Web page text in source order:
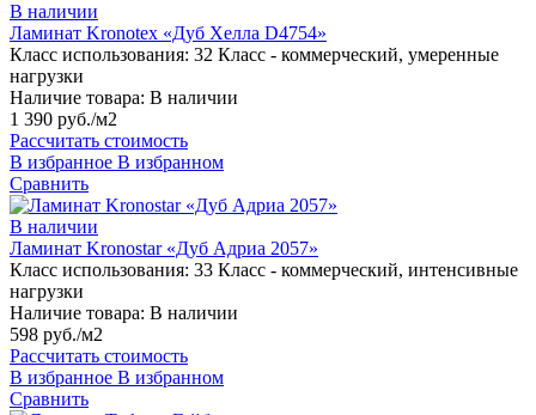
В наличии
Ламинат Kronotex «Дуб Хелла D4754»
Класс использования: 32 Класс - коммерческий, умеренные
нагрузки
Наличие товара: В наличии
1 390 руб./м2
Рассчитать стоимость
В избранное В избранном
Сравнить
В наличии
Ламинат Kronostar «Дуб Адриа 2057»
Класс использования: 33 Класс - коммерческий, интенсивные
нагрузки
Наличие товара: В наличии
598 руб./м2
Рассчитать стоимость
В избранное В избранном
Сравнить